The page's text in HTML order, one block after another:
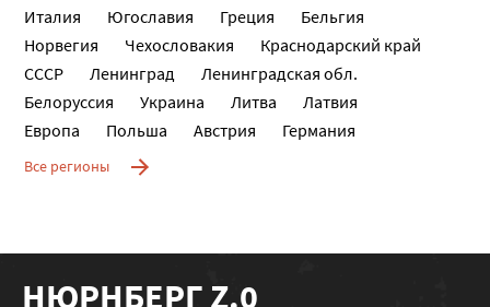
Италия Югославия Греция
Бельгия
Норвегия
Чехословакия
Краснодарский край
СССР
Ленинград
Ленинградская обл.
Белоруссия
Украина Литва
Латвия
Европа
Польша Австрия Германия
Все регионы
НЮРНБЕРГ Z.0